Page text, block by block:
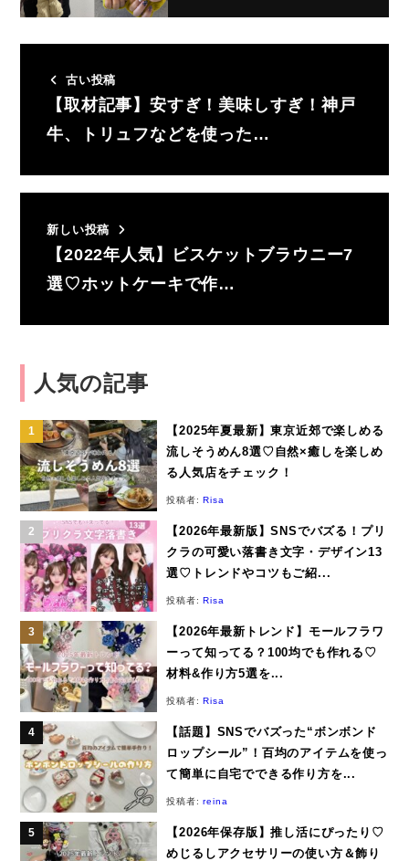
古い投稿
【取材記事】安すぎ！美味しすぎ！神戸
牛、トリュフなどを使った…
新しい投稿
【2022年人気】ビスケットブラウニー7
選♡ホットケーキで作…
人気の記事
【2025年夏最新】東京近郊で楽しめる
流しそうめん8選♡自然×癒しを楽しめ
る人気店をチェック！
投稿者:Risa
【2026年最新版】SNSでバズる！プリ
クラの可愛い落書き文字・デザイン13
選♡トレンドやコツもご紹...
投稿者:Risa
【2026年最新トレンド】モールフラワ
ーって知ってる？100均でも作れる♡
材料&作り方5選を...
投稿者:Risa
【話題】SNSでバズった“ボンボンド
ロップシール”！百均のアイテムを使っ
て簡単に自宅でできる作り方を...
投稿者:reina
【2026年保存版】推し活にぴったり♡
めじるしアクセサリーの使い方＆飾り